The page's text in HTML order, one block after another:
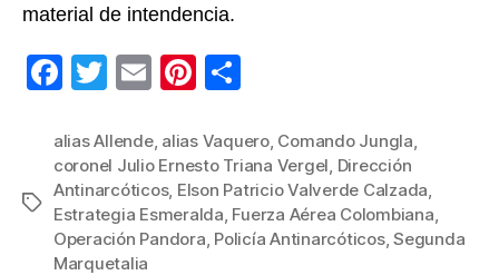
material de intendencia.
F
c
e
b
o
T
tt
er
E
ail
Pi
er
e
st
m
p
ar
tir
Etiquetas
alias Allende, alias Vaquero, Comando Jungla
coronel Julio Ernesto Triana Vergel Dirección
Antinarcóticos, Elson Patricio Valverde Calzada
Estrategia Esmeralda Fuerza Aérea Colombiana
Operación Pandora Policía Antinarcóticos,Segunda
Marquetalia